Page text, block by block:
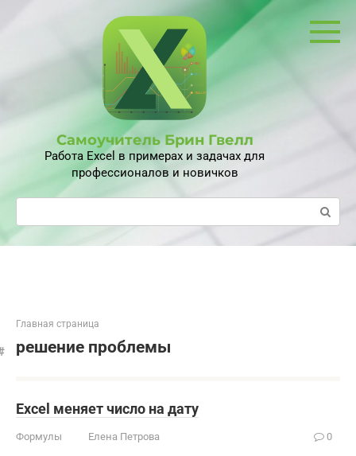
Самоучитель Брин Гвелл
Работа Excel в примерах и задачах для
профессионалов и новичков
Поиск:
Главная страница
решение проблемы
Excel меняет число на дату
Формулы Елена Петрова 0